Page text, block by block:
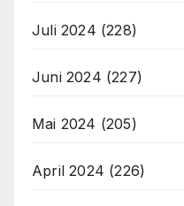
Juli 2024 (228)
Juni 2024 (227)
Mai 2024 (205)
April 2024 (226)